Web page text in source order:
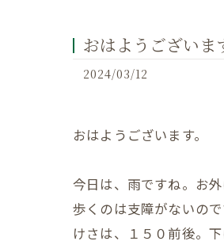
おはようございま
2024/03/12
おはようございます。
今日は、雨ですね。お
歩くのは支障がないの
けさは、１５０前後。